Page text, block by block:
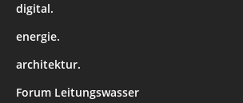
digital.
energie.
architektur.
Forum Leitungswasser